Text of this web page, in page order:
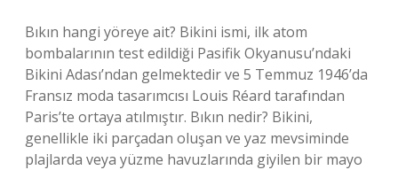
Bıkın hangi yöreye ait? Bikini ismi, ilk atom
bombalarının test edildiği Pasifik Okyanusu’ndaki
Bikini Adası’ndan gelmektedir ve 5 Temmuz 1946’da
Fransız moda tasarımcısı Louis Réard tarafından
Paris’te ortaya atılmıştır. Bıkın nedir? Bikini,
genellikle iki parçadan oluşan ve yaz mevsiminde
plajlarda veya yüzme havuzlarında giyilen bir mayo